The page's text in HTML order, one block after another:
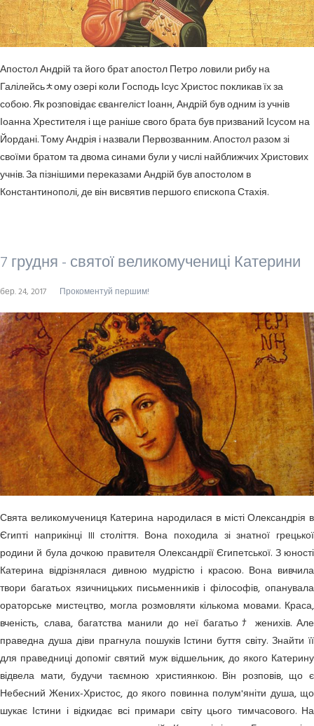
Апостол Андрій та його брат апостол Петро ловили рибу на
Галілейсьﾺому озері коли Господь Ісус Христос покликав їх за
собою. Як розповідає євангеліст Іоанн, Андрій був одним із учнів
Іоанна Хрестителя і ще раніше свого брата був призваний Ісусом на
Йордані. Тому Андрія і назвали Первозванним. Апостол разом зі
своїми братом та двома синами були у числі найближчих Христових
учнів. За пізнішими переказами Андрій був апостолом в
Константинополі, де він висвятив першого єпископа Стахія.
7 грудня - святої великомучениці Катерини
бер. 24, 2017 Прокоментуй першим!
Свята великомучениця Катерина народилася в місті Олександрія в
Єгипті напри­кінці III століття. Вона походила зі знатної грецької
родини й була дочкою прави­теля Олександрії Єгипетської. З юності
Катерина відрізнялася дивною мудрістю і красою. Вона вивчила
твори багатьох язичницьких письме­нників і філософів, опанувала
оратор­ське мисте­цтво, могла розмовляти кількома мовами. Краса,
вченість, слава, багатства манили до неї багатьоﾅ женихів. Але
праведна душа діви прагнула пошуків Істини буття світу. Знайти її
для праведниці допоміг святий муж відшельник, до якого Катерину
відвела мати, будучи таємною християнкою. Він розповів, що є
Небесний Жених-Христос, до якого повинна полум'яніти душа, що
шукає Істини і відкидає всі примари світу цього тимчасового. На